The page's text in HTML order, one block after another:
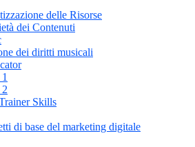
delle Risorse
dei Contenuti
dei diritti musicali
2
Skills
di base del marketing digitale